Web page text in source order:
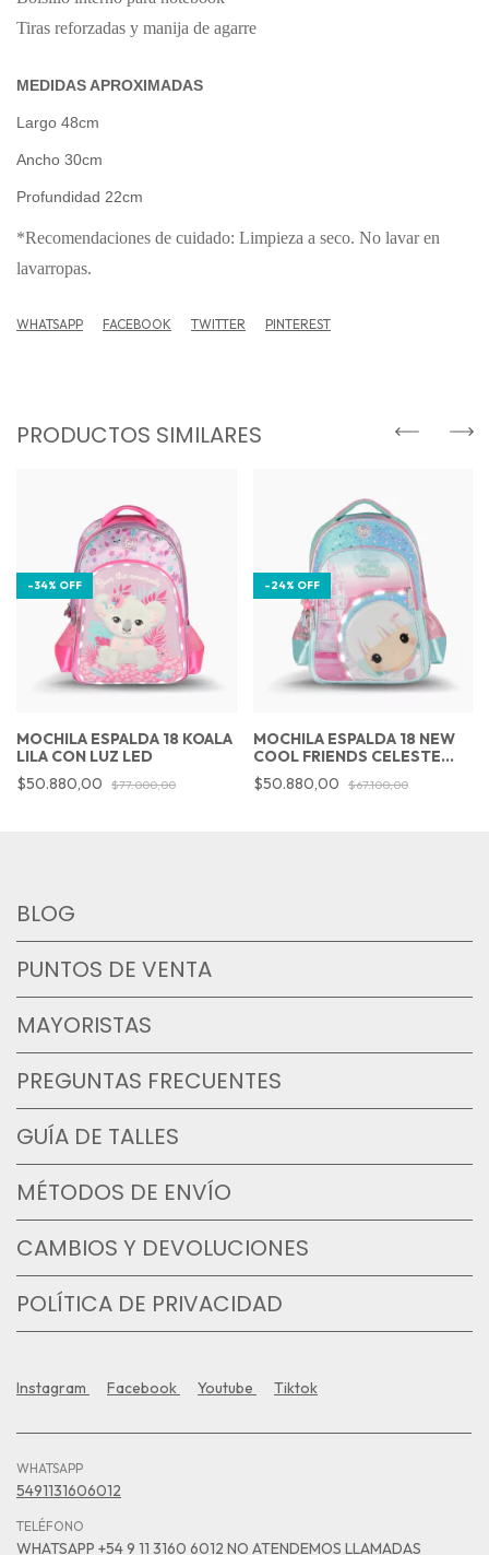
Tiras reforzadas y manija de agarre
MEDIDAS APROXIMADAS
Largo 48cm
Ancho 30cm
Profundidad 22cm
*Recomendaciones de cuidado: Limpieza a seco. No lavar en
lavarropas.
WHATSAPP FACEBOOK TWITTER PINTEREST
PRODUCTOS SIMILARES
-34% OFF
MOCHILA ESPALDA 18 KOALA
LILA CON LUZ LED
$50.880,00
$77.000,00
-24% OFF
MOCHILA ESPALDA 18 NEW
COOL FRIENDS CELESTE
CON LUZ LED
$50.880,00 $67.100,00
BLOG
PUNTOS DE VENTA
MAYORISTAS
PREGUNTAS FRECUENTES
GUÍA DE TALLES
MÉTODOS DE ENVÍO
CAMBIOS Y DEVOLUCIONES
POLÍTICA DE PRIVACIDAD
Instagram Facebook Youtube Tiktok
WHATSAPP
5491131606012
TELÉFONO
WHATSAPP +54 9 11 3160 6012 NO ATENDEMOS LLAMADAS